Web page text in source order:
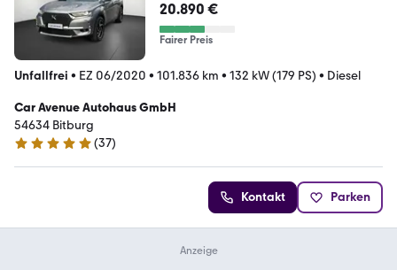
20.890 €
Fairer Preis
Unfallfrei • EZ 06/2020 • 101.836 km • 132 kW (179 PS) • Diesel
Car Avenue Autohaus GmbH
54634 Bitburg
4.8 Sterne
(37)
Kontakt Parken